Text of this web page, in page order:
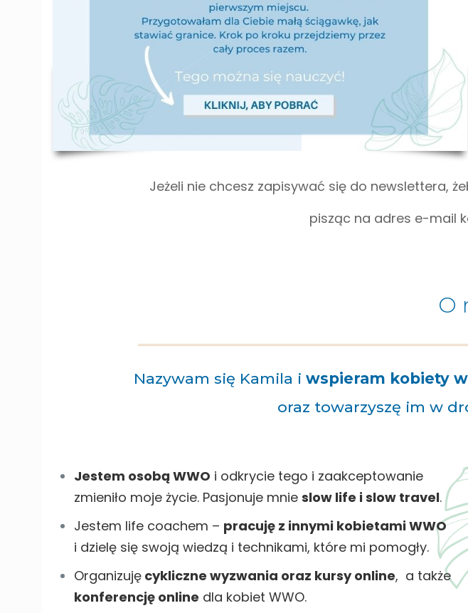
Jeżeli nie chcesz zapisywać się do newslettera,
pisząc na adres e-mail
O
Nazywam się Kamila i wspieram kobiety
oraz towarzyszę im w
Jestem osobą WWO i odkrycie tego i zaakceptowanie
zmieniło moje życie. Pasjonuje mnieslow life i slow travel.
Jestem life coachem – pracuję z innymi kobietami WWO
i dzielę się swoją wiedzą i technikami, które mi pomogły.
Organizuję cykliczne wyzwania oraz kursy online, a także
konferencję online dla kobiet WWO.